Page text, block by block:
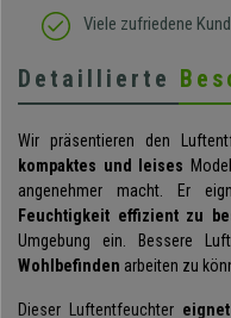
Viele zufriedene
Detaillierte
Wir präsentieren den
kompaktes und leises
angenehmer macht. Er
Feuchtigkeit effizient zu
Umgebung ein. Bessere
Wohlbefinden arbeiten zu
Dieser Luftentfeuchter